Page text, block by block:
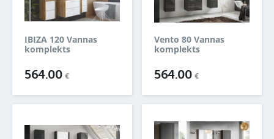
IBIZA 120 Vannas
komplekts
564.00€
Vento 80 Vannas
komplekts
564.00€